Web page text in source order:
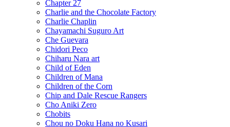
Chapter 27
Charlie and the Chocolate Factory
Charlie Chaplin
Chayamachi Suguro Art
Che Guevara
Chidori Peco
Chiharu Nara art
Child of Eden
Children of Mana
Children of the Corn
Chip and Dale Rescue Rangers
Cho Aniki Zero
Chobits
Chou no Doku Hana no Kusari